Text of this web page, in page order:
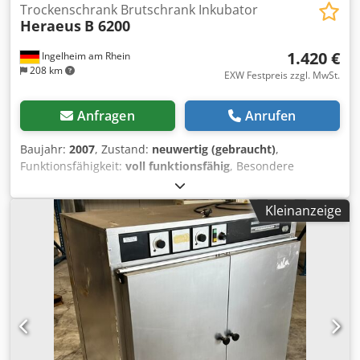
Ingelheim am Rhein
208 km
Trockenschrank Brutschrank Inkubator
Heraeus B 6200
1.420 €
EXW Festpreis zzgl. MwSt.
Anfragen Anrufen
Baujahr: 2007, Zustand: neuwertig (gebraucht),
Funktionsfähigkeit: voll funktionsfähig, Besondere
Gelegenheit ! Nur noch EIN Gerät verfügbar! Aus
Beständen des Landes Thüringen können wir Ihnen diesen
top Wärmeschrank Typ B 6200 der Weltmarke "Thermo" /
"Heraeus" in neuwertigem Zustand anbieten. Der B 6200
ist eines der zuverlässigsten Geräte auf dem Markt, und
weltweit praktisch aus keinem Labor mehr wegzudenken.
Er zeichnet sich nicht nur durch seine hohe Präzision aus,
sondern gilt in Fachkreisen auch als eines der besonders
langlebigen und robusten Geräte. Das Gerät wurde in 2007
vom Land Thüringen neu angeschafft, und seitdem
ausschließlich für die jährliche Prüfung in Betrieb
Kleinanzeige